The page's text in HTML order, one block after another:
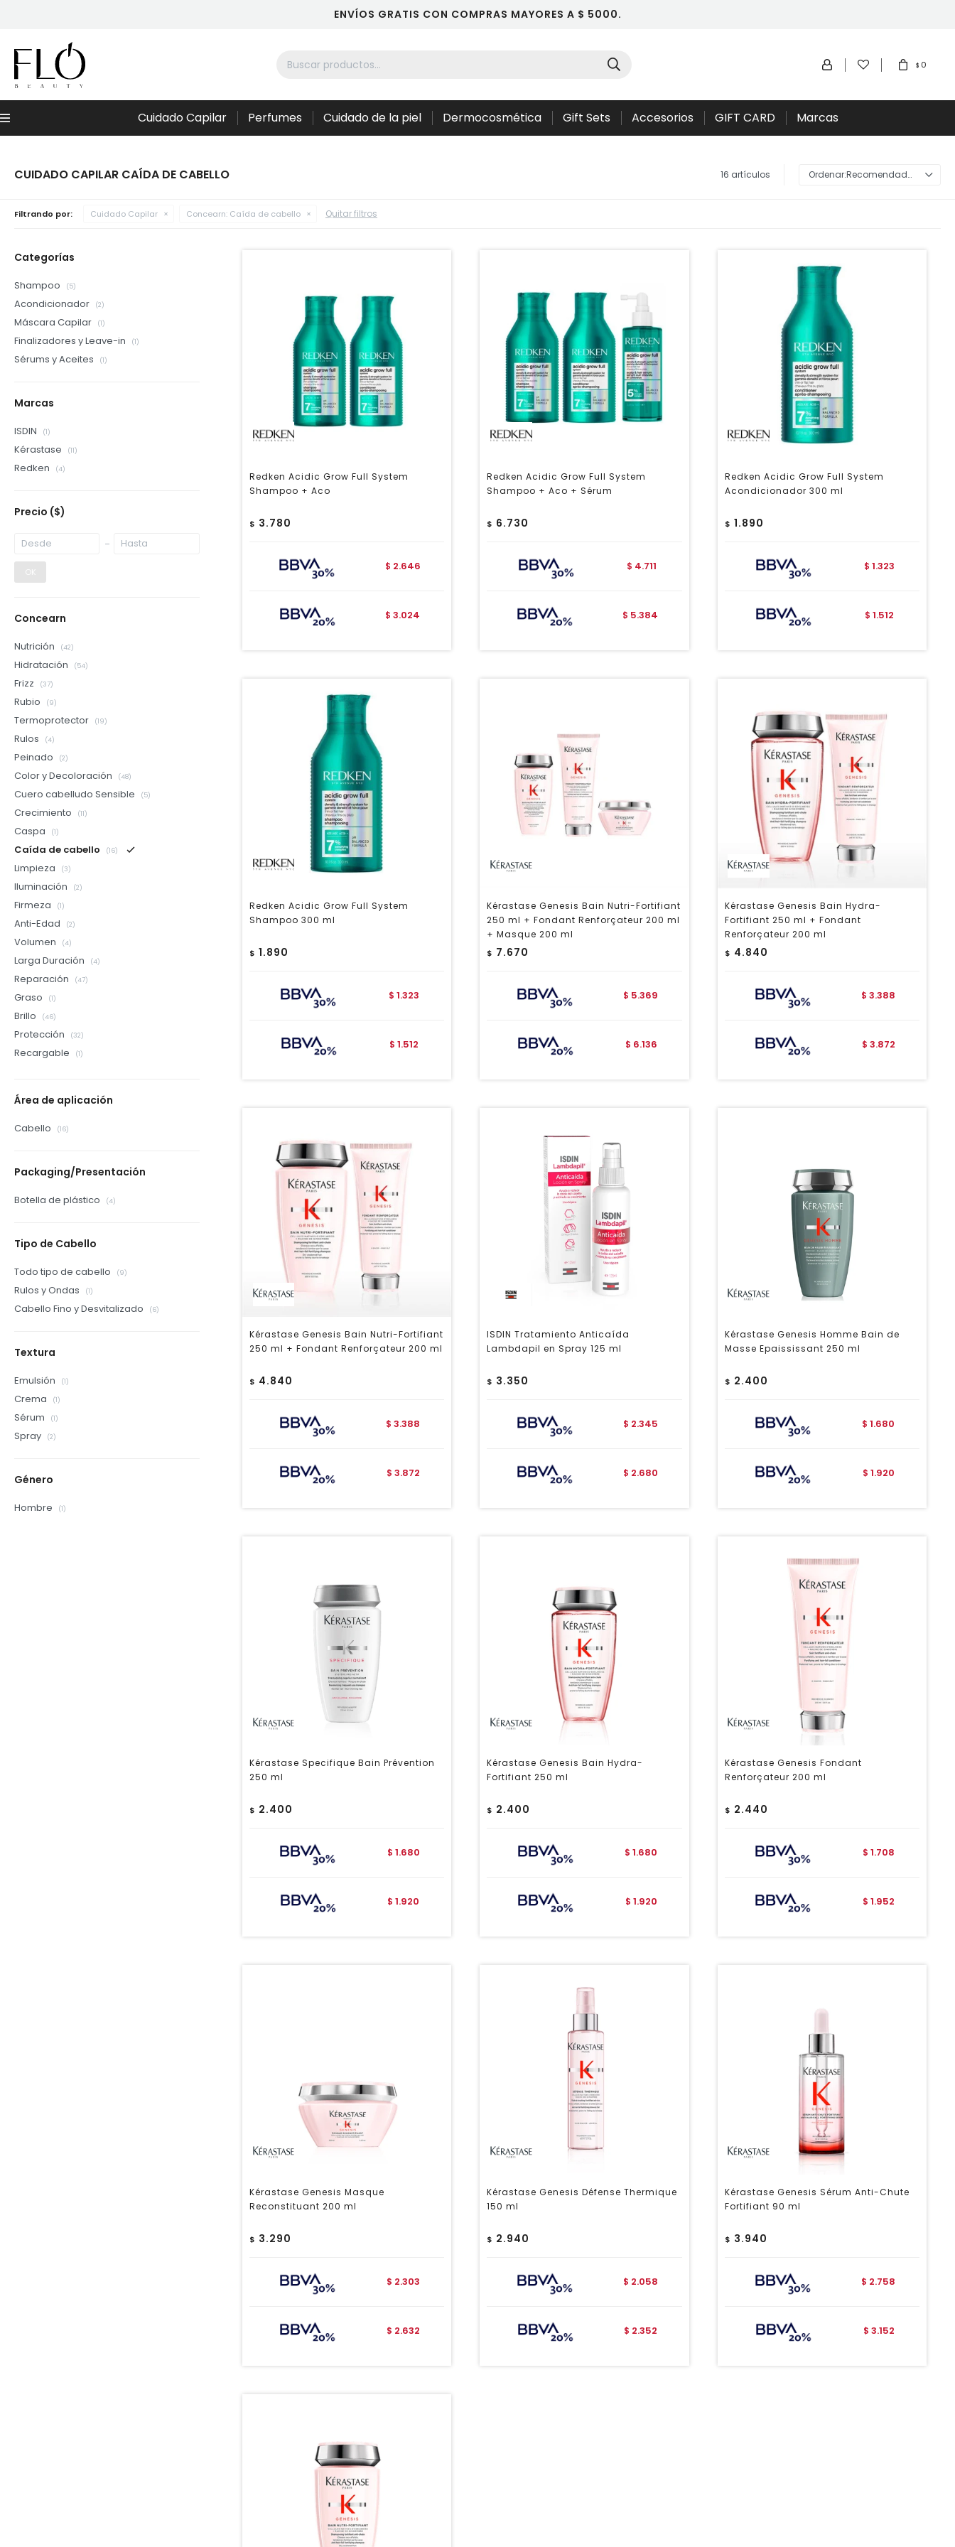
ENVÍOS GRATIS CON COMPRAS MAYORES A $ 5000.
Menú Cuidado Capilar Perfumes Cuidado de la piel Dermocosmética Gift Sets Accesorios GIFT CARD Marcas
$ 0
CUIDADO CAPILAR CAÍDA DE CABELLO 16 artículos Recomendados
Filtrando por: Cuidado Capilar Concearn: Caída de cabello Quitar filtros
Redken Acidic Grow Full System
Shampoo + Aco
$ 3.780
$ 2.646
$ 3.024
Redken Acidic Grow Full System
Shampoo + Aco + Sérum
$ 6.730
$ 4.711
$ 5.384
Redken Acidic Grow Full System
Acondicionador 300 ml
$ 1.890
$ 1.323
$ 1.512
Redken Acidic Grow Full System
Shampoo 300 ml
$ 1.890
$ 1.323
$ 1.512
Kérastase Genesis Bain Nutri-Fortifiant
250 ml + Fondant Renforçateur 200 ml
+ Masque 200 ml
$ 7.670
$ 5.369
$ 6.136
Kérastase Genesis Bain Hydra-
Fortifiant 250 ml + Fondant
Renforçateur 200 ml
$ 4.840
$ 3.388
$ 3.872
Kérastase Genesis Bain Nutri-Fortifiant
250 ml + Fondant Renforçateur 200 ml
$ 4.840
$ 3.388
$ 3.872
ISDIN Tratamiento Anticaída
Lambdapil en Spray 125 ml
$ 3.350
$ 2.345
$ 2.680
Kérastase Genesis Homme Bain de
Masse Epaississant 250 ml
$ 2.400
$ 1.680
$ 1.920
Kérastase Specifique Bain Prévention
250 ml
$ 2.400
$ 1.680
$ 1.920
Kérastase Genesis Bain Hydra-
Fortifiant 250 ml
$ 2.400
$ 1.680
$ 1.920
Kérastase Genesis Fondant
Renforçateur 200 ml
$ 2.440
$ 1.708
$ 1.952
Kérastase Genesis Masque
Reconstituant 200 ml
$ 3.290
$ 2.303
$ 2.632
Kérastase Genesis Défense Thermique
150 ml
$ 2.940
$ 2.058
$ 2.352
Kérastase Genesis Sérum Anti-Chute
Fortifiant 90 ml
$ 3.940
$ 2.758
$ 3.152
Categorías
Shampoo (5)
Acondicionador (2)
Máscara Capilar (1)
Finalizadores y Leave-in (1)
Sérums y Aceites (1)
Marcas
ISDIN (1)
Kérastase (11)
Redken (4)
Precio ($)
OK
Concearn
Nutrición (42)
Hidratación (54)
Frizz (37)
Rubio (9)
Termoprotector (19)
Rulos (4)
Peinado (2)
Color y Decoloración (48)
Cuero cabelludo Sensible (5)
Crecimiento (11)
Caspa (1)
Caída de cabello (16)
Limpieza (3)
Iluminación (2)
Firmeza (1)
Anti-Edad (2)
Volumen (4)
Larga Duración (4)
Reparación (47)
Graso (1)
Brillo (46)
Protección (32)
Recargable (1)
Área de aplicación
Cabello (16)
Packaging/Presentación
Botella de plástico (4)
Tipo de Cabello
Todo tipo de cabello (9)
Rulos y Ondas (1)
Cabello Fino y Desvitalizado (6)
Textura
Emulsión (1)
Crema (1)
Sérum (1)
Spray (2)
Género
Hombre (1)